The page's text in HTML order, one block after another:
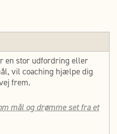
en stor udfordring eller
vil coaching hjælpe dig
frem.
mål og drømme set fra et